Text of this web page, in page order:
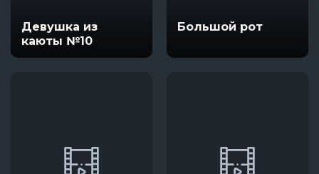
Девушка из
каюты №10
Большой рот